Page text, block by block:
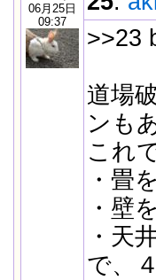
06月25日
09:37
>>23
道場
ンも
これで
・畳
・壁
・天
で、